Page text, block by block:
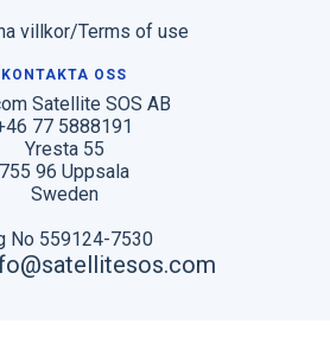
villkor/Terms of use
KONTAKTA OSS
Satellite SOS AB
77 5888191
Yresta 55
755 96 Uppsala
Sweden
No 559124-7530